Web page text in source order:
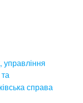
справа